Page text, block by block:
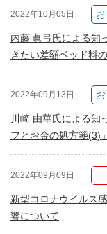
2022年10月05日
内藤 眞弓氏による知
きたい差額ベッド料
2022年09月13日
川崎 由華氏による知
フとお金の処方箋(3)
2022年09月09日
新型コロナウイルス
響について